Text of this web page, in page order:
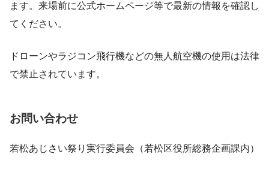
ます。来場前に公式ホームページ等で最新の情報を確認し
てください。
ドローンやラジコン飛行機などの無人航空機の使用は法律
で禁止されています。
お問い合わせ
若松あじさい祭り実行委員会（若松区役所総務企画課内）